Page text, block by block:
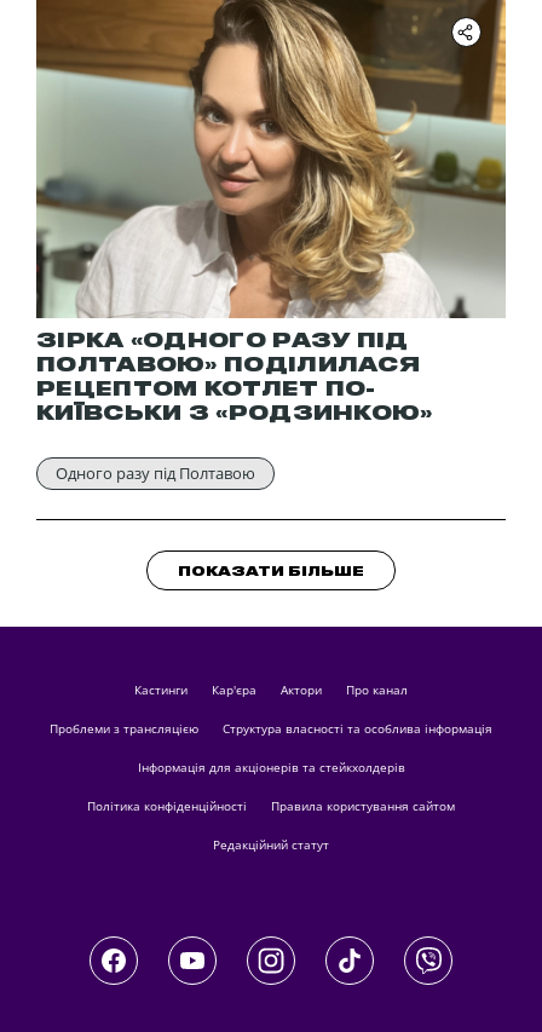
ЗІРКА «ОДНОГО РАЗУ ПІД
ПОЛТАВОЮ» ПОДІЛИЛАСЯ
РЕЦЕПТОМ КОТЛЕТ ПО-
КИЇВСЬКИ З «РОДЗИНКОЮ»
Одного разу під Полтавою
ПОКАЗАТИ БІЛЬШЕ
кастинги Кар'єра актори Про канал
Проблеми з трансляцією Структура власності та особлива інформація
Інформація для акціонерів та стейкхолдерів
Політика конфіденційності Правила користування сайтом
Редакційний статут